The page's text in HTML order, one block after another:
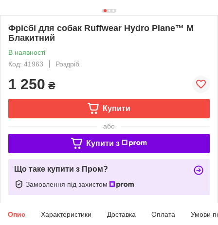
Фрісбі для собак Ruffwear Hydro Plane™ M
Блакитний
В наявності
Код: 41963
Роздріб
1 250 ₴
Купити
або
Купити з
Що таке купити з Пром?
Замовлення під захистом
Опис Характеристики Доставка Оплата Умови